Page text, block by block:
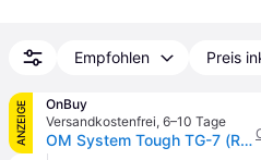
Empfohlen Preis
ANZEIGE
OnBuy
Versandkostenfrei, 6–10 Tage
OM System Tough TG-7 (Rot)